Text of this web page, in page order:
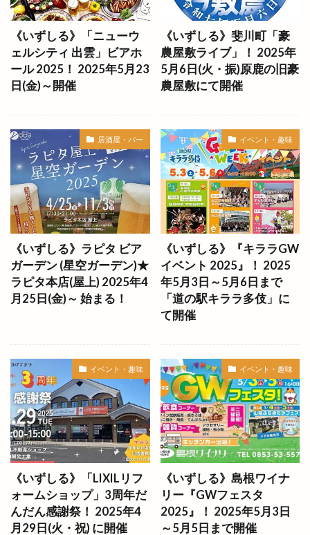
ステラ
ストップ地球温暖化フェア
ストレッチヒーロー
スナゴダ
スナック出雲 in 神門通り
スノボ
スノボード
スパイスカレー
スパゲティハウスマッキー
スヤキ屋
スラッシュ出雲
スリーピー
スロット
スーパーマート
セカンド
セブン
セブンイレブン
セブンスダイス
セリア
セリア出雲渡橋店
セルフ
セルフ脱毛
セレクション
セレクトショップ
センチュリオンホテル出雲
ゼロワン
ソース
タカラトミー
タシロハク
タマステージ
タラート
タレント
タロット占い
ダイソー
ダイブバー
ダイレックス
チェルシーニューヨーク
チチカカ
チューリップ祭り
チョアチキン
チョアチキン大庭kamosu店
チョコザップ
チョコレート専門店
チョコレート工場
チラシ
ツインリーブスホテル
テイクアウト
テイクアウト専門店
テガルデリバリー
テナント
テルサ
テレビ新広島
テントサウナ
ディスカウント
《いずしる》「ニューウ
ェルシティ 出雲」ビアホ
ール 2025！ 2025年5月23
日(金)～開催
《いずしる》斐川町「豪
農屋敷ライブ」！ 2025年
5月6日(火・振)原鹿の旧豪
農屋敷にて開催
居酒屋・バー
《いずしる》ラピタ ビア
ガーデン (星空ガーデン)★
ラピタ本店(屋上) 2025年4
月25日(金)～ 始まる！
イベント・趣味
《いずしる》『キララGW
イベント 2025』！ 2025
年5月3日～5月6日まで
「道の駅キララ多伎」に
て開催
イベント・趣味
《いずしる》「LIXILリフ
ォームショップ」3周年だ
んだん感謝祭！ 2025年4
月29日(火・祝) に開催
イベント・趣味
《いずしる》島根ワイナ
リー『GWフェスタ
2025』！ 2025年5月3日
～5月5日まで開催